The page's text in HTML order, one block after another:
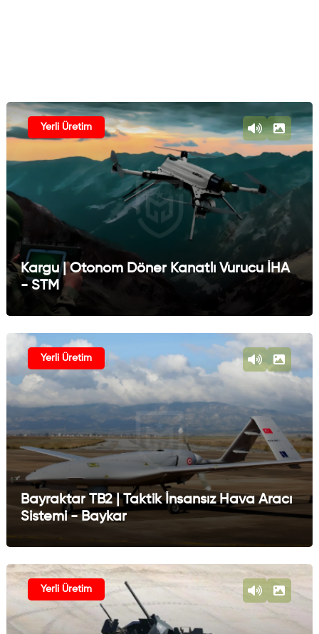
Yerli Üretim
Kargu | Otonom Döner Kanatlı Vurucu İHA
- STM
Yerli Üretim
Bayraktar TB2 | Taktik İnsansız Hava Aracı
Sistemi - Baykar
Yerli Üretim